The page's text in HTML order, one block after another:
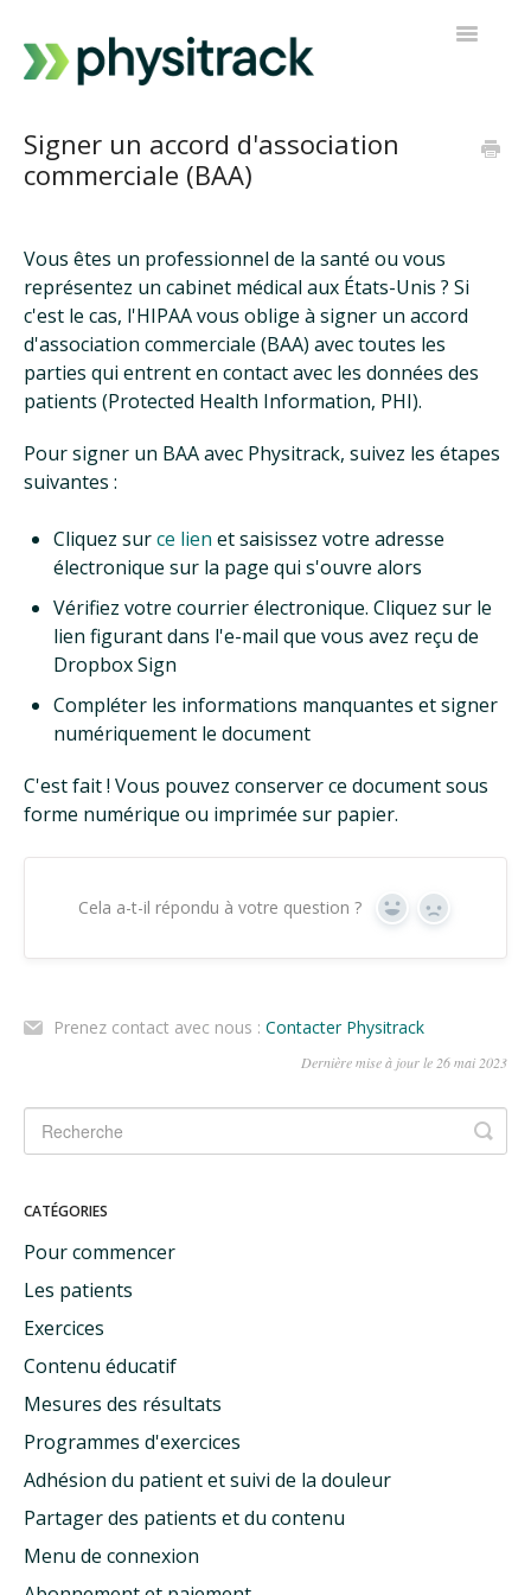
Toggle
PT Direct
Signer un accord d'association
commerciale (BAA)
Vous êtes un professionnel de la santé ou vous
représentez un cabinet médical aux États-Unis ? Si
c'est le cas, l'HIPAA vous oblige à signer un accord
d'association commerciale (BAA) avec toutes les
parties qui entrent en contact avec les données des
patients (Protected Health Information, PHI).
Pour signer un BAA avec Physitrack, suivez les étapes
suivantes :
Cliquez surce lien et saisissez votre adresse
électronique sur la page qui s'ouvre alors
Vérifiez votre courrier électronique. Cliquez sur le
lien figurant dans l'e-mail que vous avez reçu de
Dropbox Sign
Compléter les informations manquantes et signer
numériquement le document
C'est fait ! Vous pouvez conserver ce document sous
forme numérique ou imprimée sur papier.
Cela a-t-il répondu à votre question ? Oui Non
Prenez contact avec nous : Contacter Physitrack
Dernière mise à jour le 26 mai 2023
CATÉGORIES
Pour commencer
Les patients
Exercices
Contenu éducatif
Mesures des résultats
Programmes d'exercices
Adhésion du patient et suivi de la douleur
Partager des patients et du contenu
Menu de connexion